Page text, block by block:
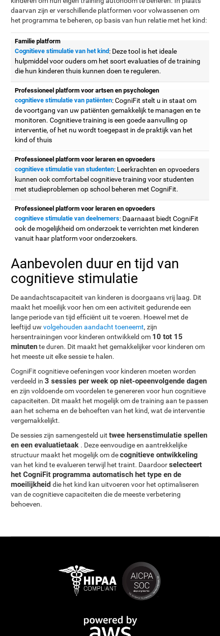
daarvan zijn er verschillende platformen voor volwassenen om
het programma te beheren, op basis van hun relatie met het kind:
Familie platform
Cognitieve stimulatie van het kind : Deze tool is het ideale
hulpmiddel voor ouders om het soort evaluaties of de training
die hun kinderen thuis kunnen doen te reguleren.
Professioneel platform voor artsen en psychologen
cognitieve stimulatie van patiënten: CogniFit stelt u in staat om
de voortgang van uw patiënten gemakkelijk te managen en te
monitoren. Cognitieve training is een goede aanvulling op
interventie, of het nu wordt toegepast in de praktijk van het
kind of thuis
Professioneel platform voor leraren en opvoeders
cognitieve stimulatie van studenten: Leerkrachten en opvoeders
kunnen ook comfortabel cognitieve training voor studenten
met studieproblemen op school beheren met CogniFit.
Professioneel platform voor leraren en opvoeders
cognitieve stimulatie van deelnemers: Daarnaast biedt CogniFit
ook de mogelijkheid om onderzoek te verrichten met kinderen
vanuit haar platform voor onderzoekers.
Aanbevolen duur en tijd van
cognitieve stimulatie
De aandachtscapaciteit van kinderen is doorgaans vrij laag. Dit
maakt het moeilijk voor hen om een activiteit gedurende een
lange periode van tijd efficiënt uit te voeren. Hoewel met de
leeftijd uwvolgehouden aandacht toeneemt, zijn
hersentrainingen voor kinderen ontwikkeld om 10 tot 15
minutente duren. Dit maakt het gemakkelijker voor kinderen om
het meeste uit elke sessie te halen.
CogniFit cognitieve oefeningen voor kinderen moeten worden
verdeeld in3 sessies per week op niet-opeenvolgende dagen
en zijn voldoende om voordelen te genereren voor hun cognitieve
capaciteiten. Dit maakt het mogelijk om de training aan te passen
aan het schema en de behoeften van het kind, wat de interventie
vergemakkelijkt.
De sessies zijn samengesteld uittwee hersenstimulatie spellen
en een evaluatietaak . Deze eenvoudige en aantrekkelijke
structuur maakt het mogelijk om decognitieve ontwikkeling
van het kind te evalueren terwijl het traint. Daardoorselecteert
het CogniFit programma automatisch het type en de
moeilijkheiddie het kind kan uitvoeren voor het optimaliseren
van de cognitieve capaciteiten die de meeste verbetering
behoeven.